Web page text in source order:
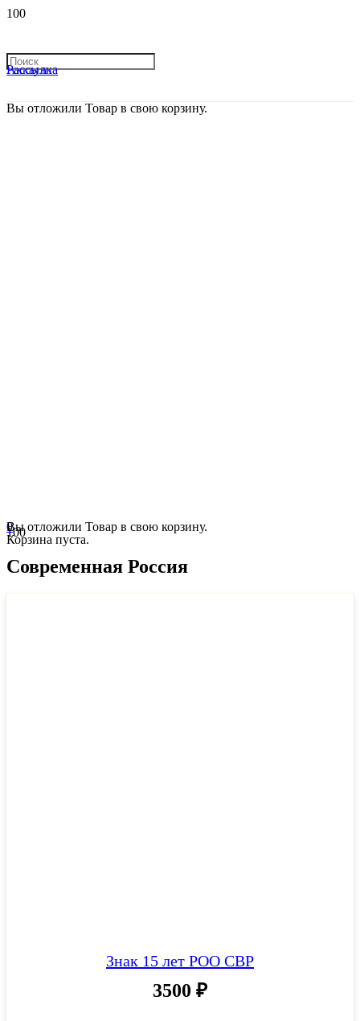
Рассылка
Аккаунт
Вы отложили Товар в свою корзину.
0
Вы отложили Товар в свою корзину.
Корзина пуста.
Современная Россия
Знак 15 лет РОО СВР
3500 ₽